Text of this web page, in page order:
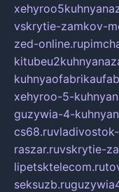
vskrytie-zamkov-
zed-online.ru
xehyroo-5-
guzywia-4-
cs68.ru
raszar.ruvskrytie-
lipetsktelecom.ru
seksuzb.ru